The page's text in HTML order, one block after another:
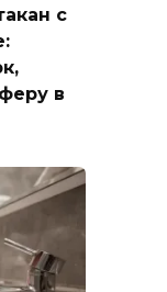
с
в